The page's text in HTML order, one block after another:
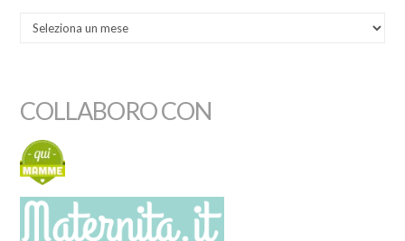
COLLABORO CON